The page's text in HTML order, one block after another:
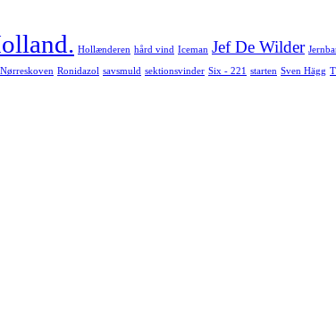
Hollænderen hård vind Iceman Jef De Wilder
Nørreskoven Ronidazol savsmuld sektionsvinder Six - 221 starten Sven Hägg